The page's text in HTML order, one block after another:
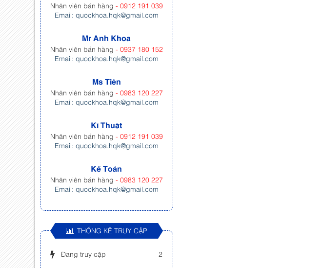
Nhân viên bán hàng - 0912 191 039
Email: quockhoa.hqk@gmail.com
Mr Anh Khoa
Nhân viên bán hàng - 0937 180 152
Email: quockhoa.hqk@gmail.com
Ms Tiên
Nhân viên bán hàng - 0983 120 227
Email: quockhoa.hqk@gmail.com
Kĩ Thuật
Nhân viên bán hàng - 0912 191 039
Email: quockhoa.hqk@gmail.com
Kế Toán
Nhân viên bán hàng - 0983 120 227
Email: quockhoa.hqk@gmail.com
THỐNG KÊ TRUY CẬP
Đang truy cập 2